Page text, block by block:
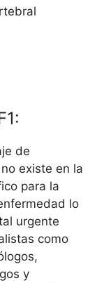
de
existe en la
para la
lo
urgente
como
y